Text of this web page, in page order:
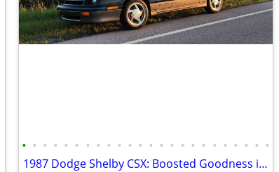
• • • • • • • • • • • • • • • • • • • • • • • •
1987 Dodge Shelby CSX: Boosted Goodness in a Shelby Wrapper!